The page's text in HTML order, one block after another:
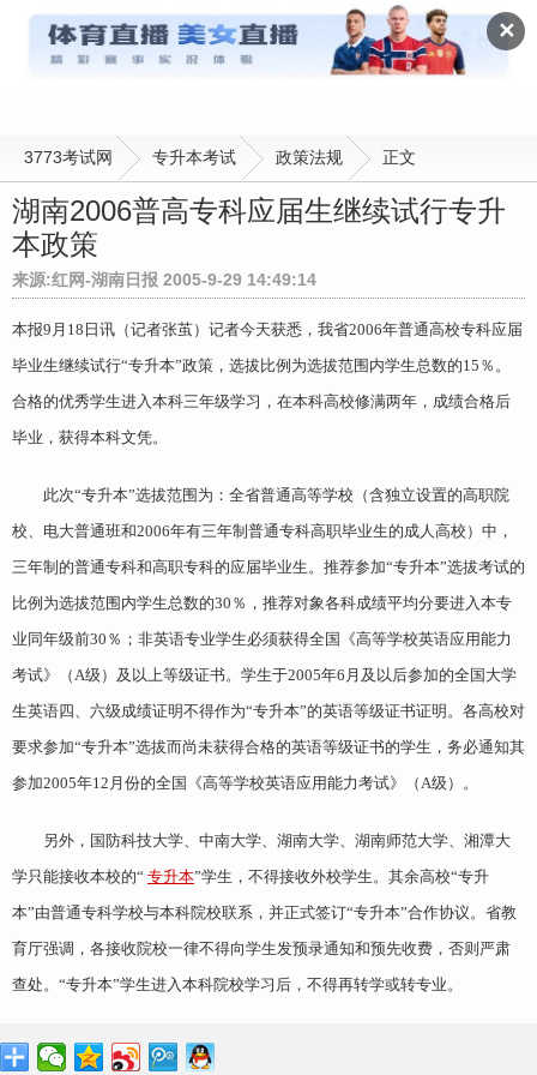
✕
政策法规
3773考试网 专升本考试 政策法规 正文
湖南2006普高专科应届生继续试行专升
本政策
来源:红网-湖南日报 2005-9-29 14:49:14
本报9月18日讯（记者张茧）记者今天获悉，我省2006年普通高校专科应届
毕业生继续试行“专升本”政策，选拔比例为选拔范围内学生总数的15％。
合格的优秀学生进入本科三年级学习，在本科高校修满两年，成绩合格后
毕业，获得本科文凭。
此次“专升本”选拔范围为：全省普通高等学校（含独立设置的高职院
校、电大普通班和2006年有三年制普通专科高职毕业生的成人高校）中，
三年制的普通专科和高职专科的应届毕业生。推荐参加“专升本”选拔考试的
比例为选拔范围内学生总数的30％，推荐对象各科成绩平均分要进入本专
业同年级前30％；非英语专业学生必须获得全国《高等学校英语应用能力
考试》（A级）及以上等级证书。学生于2005年6月及以后参加的全国大学
生英语四、六级成绩证明不得作为“专升本”的英语等级证书证明。各高校对
要求参加“专升本”选拔而尚未获得合格的英语等级证书的学生，务必通知其
参加2005年12月份的全国《高等学校英语应用能力考试》（A级）。
另外，国防科技大学、中南大学、湖南大学、湖南师范大学、湘潭大
学只能接收本校的“ 专升本”学生，不得接收外校学生。其余高校“专升
本”由普通专科学校与本科院校联系，并正式签订“专升本”合作协议。省教
育厅强调，各接收院校一律不得向学生发预录通知和预先收费，否则严肃
查处。“专升本”学生进入本科院校学习后，不得再转学或转专业。